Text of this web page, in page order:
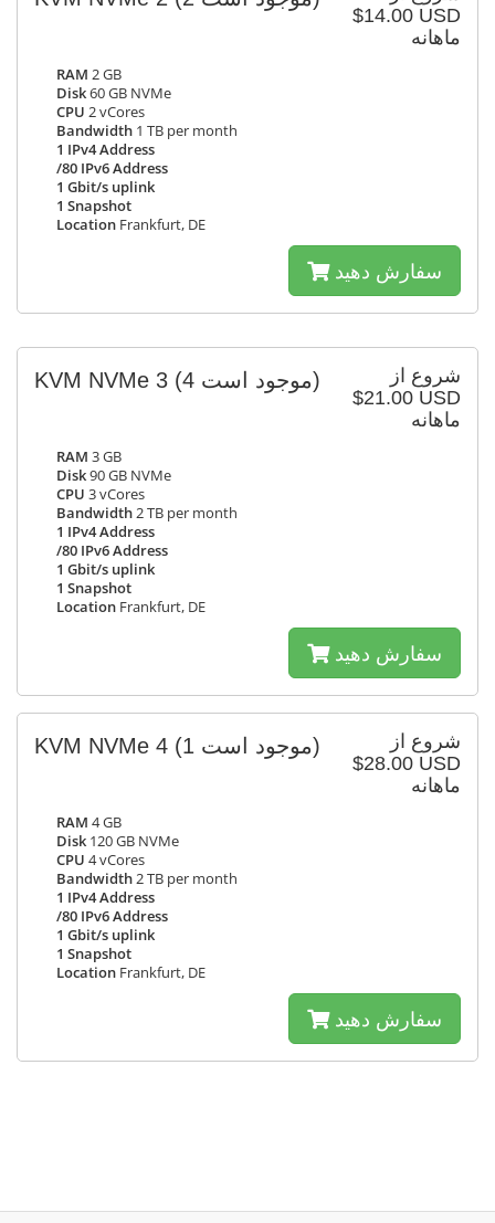
$14.00 USD
ماهانه
RAM 2 GB
Disk60 GB NVMe
CPU 2 vCores
Bandwidth 1 TB per month
1 IPv4 Address
/80 IPv6 Address
1 Gbit/s uplink
1 Snapshot
Location Frankfurt, DE
سفارش دهید
شروع از
$21.00 USD
ماهانه
KVM NVMe 3 (4 موجود است)
RAM 3 GB
Disk90 GB NVMe
CPU 3 vCores
Bandwidth2 TB per month
1 IPv4 Address
/80 IPv6 Address
1 Gbit/s uplink
1 Snapshot
Location Frankfurt, DE
سفارش دهید
شروع از
$28.00 USD
ماهانه
KVM NVMe 4 (1 موجود است)
RAM 4 GB
Disk 120 GB NVMe
CPU 4 vCores
Bandwidth2 TB per month
1 IPv4 Address
/80 IPv6 Address
1 Gbit/s uplink
1 Snapshot
Location Frankfurt, DE
سفارش دهید